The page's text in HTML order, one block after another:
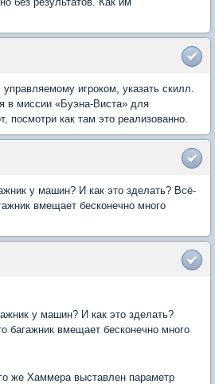
управляемому игроком, указать скилл.
в миссии «Буэна-Виста» для
посмотри как там это реализованно.
у машин? И как это зделать? Всё-
вмещает бесконечно много
у машин? И как это зделать?
багажник вмещает бесконечно много
же Хаммера выставлен параметр